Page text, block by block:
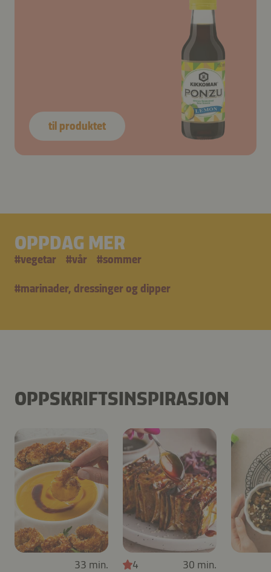
til produktet
OPPDAG MER
#vegetar #vår #sommer
#marinader, dressinger og dipper
OPPSKRIFTSINSPIRASJON
33 min. 4 30 min.